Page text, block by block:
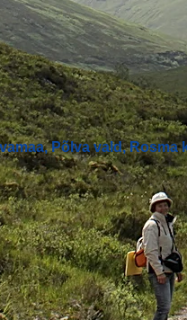
Põlva vald,